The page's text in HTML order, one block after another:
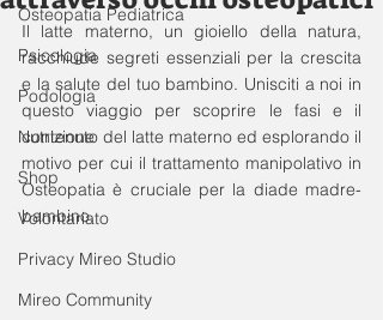
Osteopatia Pediatrica
Psicologia
Podologia
Nutrizione
Shop
Volontariato
Privacy Mireo Studio
Mireo Community
Il latte materno, un gioiello della natura,
racchiude segreti essenziali per la crescita
e la salute del tuo bambino. Unisciti a noi in
questo viaggio per scoprire le fasi e il
contenuto del latte materno ed esplorando il
motivo per cui il trattamento manipolativo in
Osteopatia è cruciale per la diade madre-
bambino.